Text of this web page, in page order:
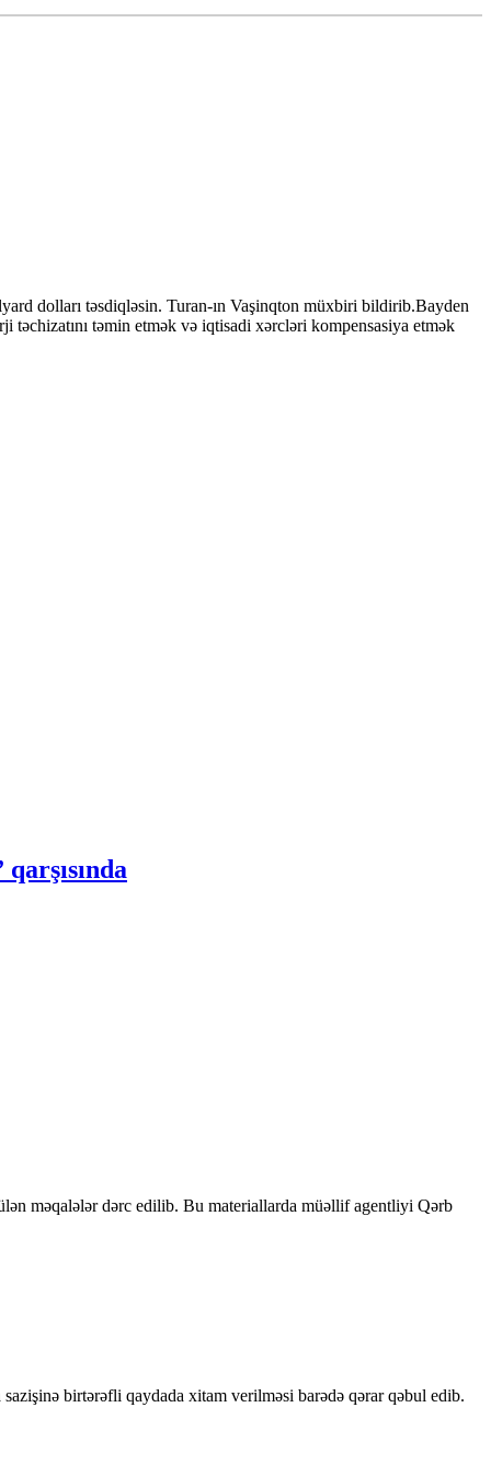
dolları təsdiqləsin. Turan-ın Vaşinqton müxbiri bildirib.Bayden
təchizatını təmin etmək və iqtisadi xərcləri kompensasiya etmək
məqalələr dərc edilib. Bu materiallarda müəllif agentliyi Qərb
birtərəfli qaydada xitam verilməsi barədə qərar qəbul edib.